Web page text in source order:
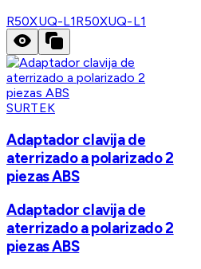
R50XUQ-L1R50XUQ-L1
SURTEK
Adaptador clavija de
aterrizado a polarizado 2
piezas ABS
Adaptador clavija de
aterrizado a polarizado 2
piezas ABS